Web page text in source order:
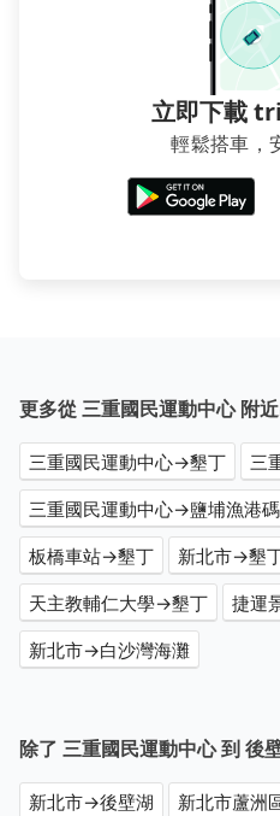
立即下載
輕鬆搭車，
更多從 三重國民運動中心 附
三重國民運動中心→墾丁
三
三重國民運動中心→鹽埔漁港
板橋車站→墾丁
新北市→墾
天主教輔仁大學→墾丁
捷運
新北市→白沙灣海灘
除了 三重國民運動中心 到 後
新北市→後壁湖
新北市蘆洲